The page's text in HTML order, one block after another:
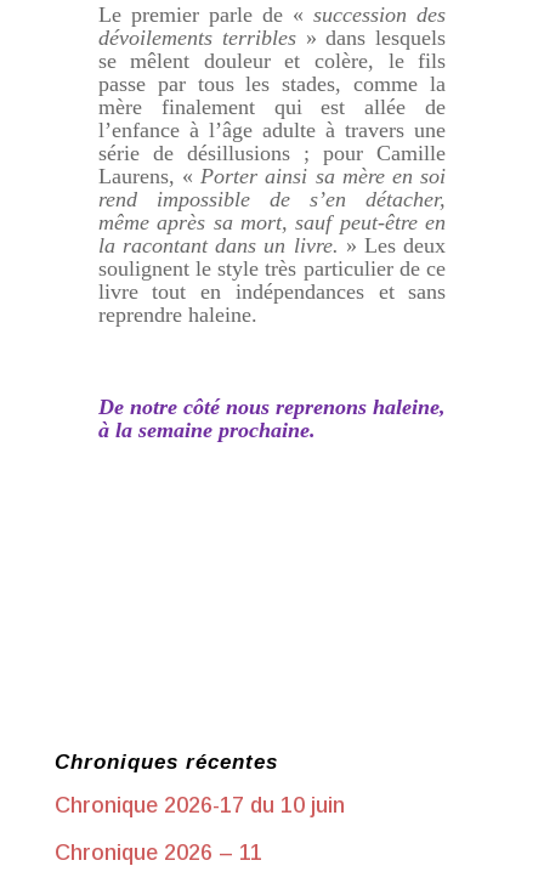
Le premier parle de «succession des
dévoilements terribles» dans lesquels
se mêlent douleur et colère, le fils
passe par tous les stades, comme la
mère finalement qui est alléede
l’enfance à l’âge adulte à travers une
série de désillusions ; pour Camille
Laurens, « Porter ainsi sa mère en soi
rend impossible de s’en détacher,
même après sa mort, sauf peut-être en
la racontant dans un livre. » Les deux
soulignent le style très particulier de ce
livre tout en indépendances et sans
reprendre haleine.
De notre côté nous reprenons haleine,
à la semaine prochaine.
Chroniques récentes
Chronique 2026-17 du 10 juin
Chronique 2026 – 11